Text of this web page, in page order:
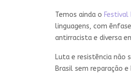
Temos ainda o Festival
linguagens, com
antirracista e diversa
Luta e resistência não
Brasil sem reparação